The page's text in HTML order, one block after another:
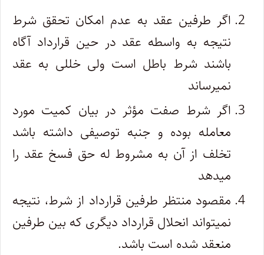
اگر طرفین عقد به عدم امکان تحقق شرط
نتیجه به واسطه عقد در حین قرارداد آگاه
باشند شرط باطل است ولی خللی به عقد
نمیرساند
اگر شرط صفت مؤثر در بیان کمیت مورد
معامله بوده و جنبه توصیفی داشته باشد
تخلف از آن به مشروط له حق فسخ عقد را
میدهد
مقصود منتظر طرفین قرارداد از شرط، نتیجه
نمیتواند انحلال قرارداد دیگری که بین طرفین
منعقد شده است باشد.